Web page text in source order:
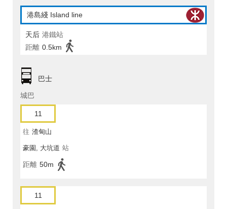
港島綫 Island line
天后 港鐵站
距離 0.5km
巴士
城巴
11
往 渣甸山
豪園, 大坑道 站
距離 50m
11